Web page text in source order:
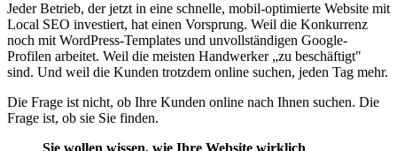
Jeder Betrieb, der jetzt in eine schnelle, mobil-optimierte Website mit
Local SEO investiert, hat einen Vorsprung. Weil die Konkurrenz
noch mit WordPress-Templates und unvollständigen Google-
Profilen arbeitet. Weil die meisten Handwerker „zu beschäftigt"
sind. Und weil die Kunden trotzdem online suchen, jeden Tag mehr.
Die Frage ist nicht, ob Ihre Kunden online nach Ihnen suchen. Die
Frage ist, ob sie Sie finden.